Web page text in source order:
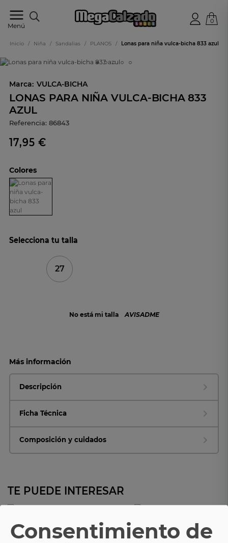
Menú
online
0
Inicio / Niña / Sandalias / PLANOS / Lonas para niña vulca-bicha 833 azul
Marca: VULCA-BICHA
LONAS PARA NIÑA VULCA-BICHA 833
AZUL
Referencia: 86843
17,95 €
Colores
Selecciona tu talla
27
No está mi talla AVISADME
Más información
Descripción
Ficha Técnica
Composición y cuidados
TE PUEDE INTERESAR
VULCA-BICHA VULCA-BICHA
Consentimiento de